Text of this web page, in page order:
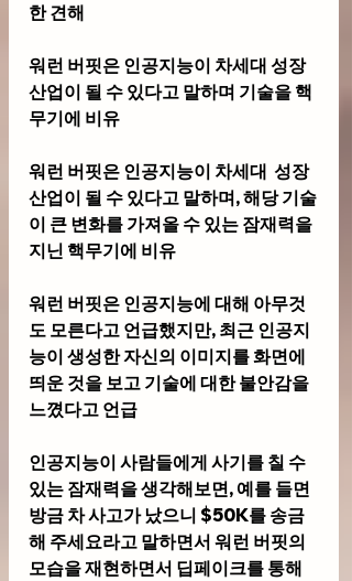
한 견해
워런 버핏은 인공지능이 차세대 성장
산업이 될 수 있다고 말하며 기술을 핵
무기에 비유
워런 버핏은 인공지능이 차세대  성장
산업이 될 수 있다고 말하며, 해당 기술
이 큰 변화를 가져올 수 있는 잠재력을
지닌 핵무기에 비유
워런 버핏은 인공지능에 대해 아무것
도 모른다고 언급했지만, 최근 인공지
능이 생성한 자신의 이미지를 화면에
띄운 것을 보고 기술에 대한 불안감을
느꼈다고 언급
인공지능이 사람들에게 사기를 칠 수
있는 잠재력을 생각해보면, 예를 들면
방금 차 사고가 났으니 $50K를 송금
해 주세요라고 말하면서 워런 버핏의
모습을 재현하면서 딥페이크를 통해